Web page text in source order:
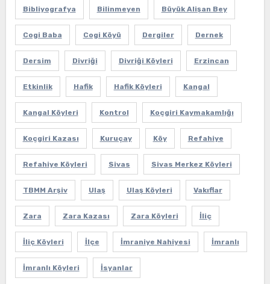
Bibliyografya Bilinmeyen Büyük Alişan Bey
Cogi Baba Cogi Köyü Dergiler Dernek
Dersim Divriği Divriği Köyleri Erzincan
Etkinlik Hafik Hafik Köyleri Kangal
Kangal Köyleri Kontrol Koçgiri Kaymakamlığı
Koçgiri Kazası Kuruçay Köy Refahiye
Refahiye Köyleri Sivas Sivas Merkez Köyleri
TBMM Arşiv Ulaş Ulaş Köyleri Vakıflar
Zara Zara Kazası Zara Köyleri İliç
İliç Köyleri İlçe İmraniye Nahiyesi İmranlı
İmranlı Köyleri İsyanlar